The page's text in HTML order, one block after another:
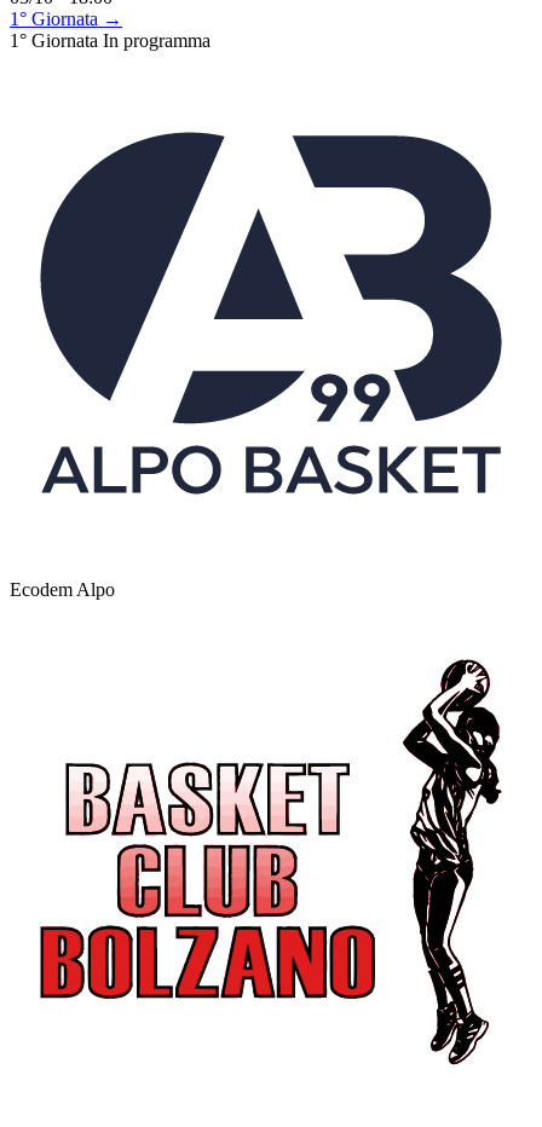
1° Giornata →
1° Giornata In programma
Ecodem Alpo